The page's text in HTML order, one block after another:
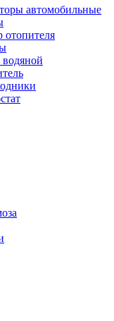
автомобильные
отопителя